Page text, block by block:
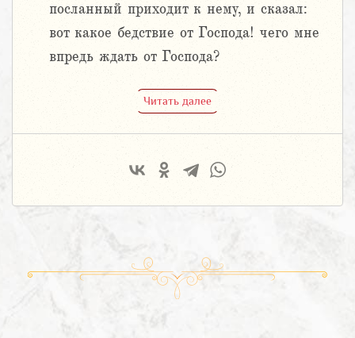
посланный приходит к нему, и сказал:
вот какое бедствие от Господа! чего мне
впредь ждать от Господа?
Читать далее